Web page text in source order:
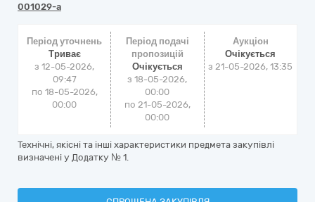
001029-a
Період уточнень
Триває
з 12-05-2026,
09:47
по 18-05-2026,
00:00
Період подачі
пропозицій
Очікується
з 18-05-2026,
00:00
по 21-05-2026,
00:00
Аукціон
Очікується
з21-05-2026, 13:35
Технічні, якісні та інші характеристики предмета закупівлі
визначені у Додатку № 1.